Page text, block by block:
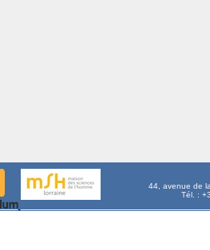
44, avenue de
Tél. :